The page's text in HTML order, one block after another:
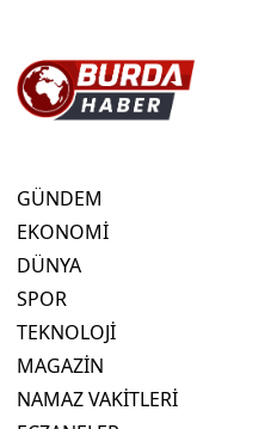
GÜNDEM
EKONOMİ
DÜNYA
SPOR
TEKNOLOJİ
MAGAZİN
NAMAZ VAKİTLERİ